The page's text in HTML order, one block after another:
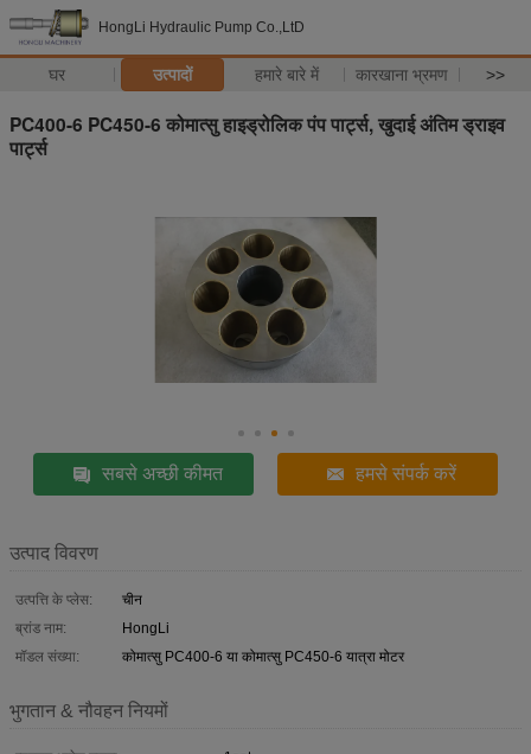
HongLi Hydraulic Pump Co.,LtD
घर उत्पादों हमारे बारे में कारखाना भ्रमण >>
PC400-6 PC450-6 कोमात्सु हाइड्रोलिक पंप पार्ट्स, खुदाई अंतिम ड्राइव
पार्ट्स
सबसे अच्छी कीमत हमसे संपर्क करें
उत्पाद विवरण
उत्पत्ति के प्लेस:
चीन
ब्रांड नाम:
HongLi
मॉडल संख्या:
कोमात्सु PC400-6 या कोमात्सु PC450-6 यात्रा मोटर
भुगतान & नौवहन नियमों